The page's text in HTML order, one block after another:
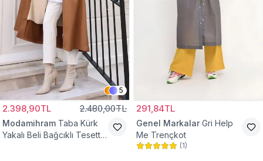
5
2.398,90TL 2.480,00TL
Modamihram Taba Kürk
Yakalı Beli Bağcıklı Tesettür
291,84TL
Genel Markalar Gri Help
Me Trençkot
(1)